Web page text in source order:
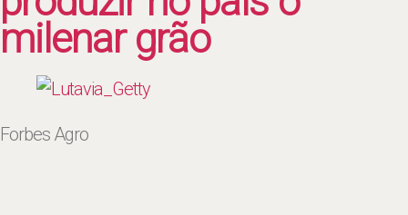
milenar grão
Forbes Agro